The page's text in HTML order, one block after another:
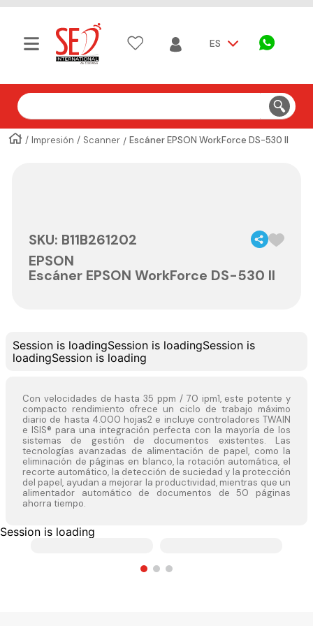
ES
Buscar
Impresión Scanner Escáner EPSON WorkForce DS-530 II
SKU: B11B261202
EPSON
Escáner EPSON WorkForce DS-530 II
Session is loadingSession is loadingSession is
loadingSession is loading
Con velocidades de hasta 35 ppm / 70 ipm1, este potente y
compacto rendimiento ofrece un ciclo de trabajo máximo
diario de hasta 4.000 hojas2 e incluye controladores TWAIN
e ISIS® para una integración perfecta con la mayoría de los
sistemas de gestión de documentos existentes. Las
tecnologías avanzadas de alimentación de papel, como la
eliminación de páginas en blanco, la rotación automática, el
recorte automático, la detección de suciedad y la protección
del papel, ayudan a mejorar la productividad, mientras que un
alimentador automático de documentos de 50 páginas
ahorra tiempo.
Session is loading